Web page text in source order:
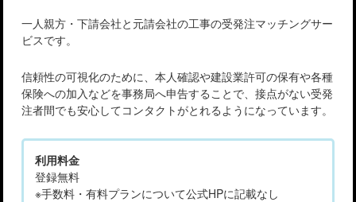
一人親方・下請会社と元請会社の工事の受発注マッチングサー
ビスです。
信頼性の可視化のために、本人確認や建設業許可の保有や各種
保険への加入などを事務局へ申告することで、接点がない受発
注者間でも安心してコンタクトがとれるようになっています。
利用料金
登録無料
※手数料・有料プランについて公式HPに記載なし